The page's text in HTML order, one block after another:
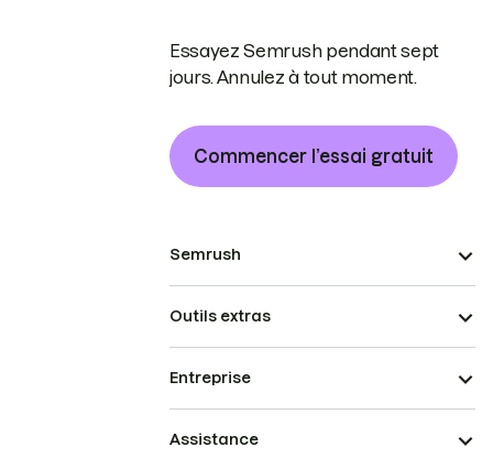
Essayez Semrush pendant sept
jours. Annulez à tout moment.
Commencer l’essai gratuit
Semrush
Outils extras
Entreprise
Assistance